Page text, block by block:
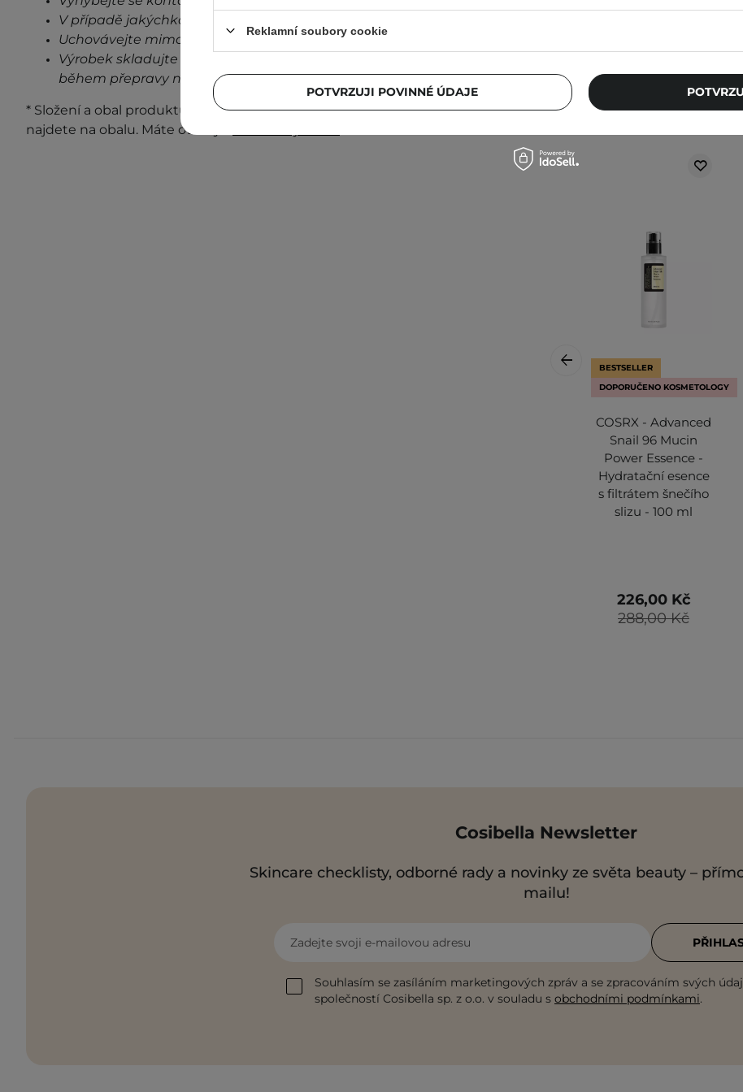
V případě jakýchkoli známek podráždění, přestaňte přípravek používat.
Uchovávejte mimo dosah dětí.
Výrobek skladujte při pokojové teplotě na stinném místě. Kolísání teplot
během přepravy neovlivní stabilitu a vlastnosti produktu.
* Složení a obal produktu se mohou měnit. Nejaktuálnější informace vždy
najdete na obalu. Máte otázky?
BESTSELLER
DOPORUČENO KOSMETOLOGY
COSRX - Advanced
Snail 96 Mucin
Power Essence -
Hydratační esence
s filtrátem šnečího
slizu - 100 ml
288,00 Kč
226,00 Kč
Cosibella Newsletter
Skincare checklisty, odborné rady a novinky ze světa beauty –
mailu!
Zadejte svoji e-mailovou adresu
Souhlasím se zasíláním marketingových zpráv a se zpracováním svých
společností Cosibella sp. z o.o. v souladu s obchodními podmínkami.
Reklamní soubory cookie
POTVRZUJI POVINNÉ ÚDAJE